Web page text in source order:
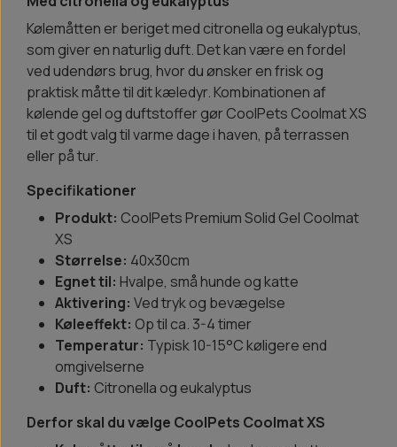
Kølemåtten er beriget med citronella og eukalyptus,
som giver en naturlig duft. Det kan være en fordel
ved udendørs brug, hvor du ønsker en frisk og
praktisk måtte til dit kæledyr. Kombinationen af
kølende gel og duftstoffer gør CoolPets Coolmat XS
til et godt valg til varme dage i haven, på terrassen
eller på tur.
Specifikationer
Produkt: CoolPets Premium Solid Gel Coolmat
XS
Størrelse: 40x30cm
Egnet til: Hvalpe, små hunde og katte
Aktivering: Ved tryk og bevægelse
Køleeffekt: Op til ca. 3-4 timer
Temperatur: Typisk 10-15°C køligere end
omgivelserne
Duft: Citronella og eukalyptus
Derfor skal du vælge CoolPets Coolmat XS